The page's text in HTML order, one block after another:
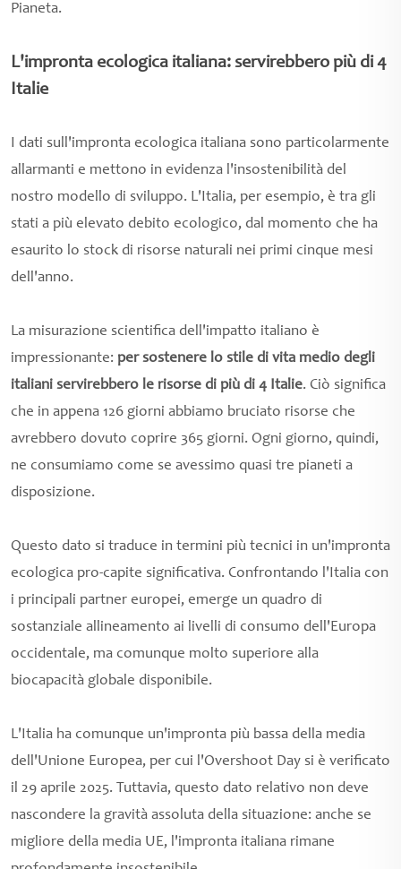
Pianeta.
L'impronta ecologica italiana: servirebbero più di 4
Italie
I dati sull'impronta ecologica italiana sono particolarmente
allarmanti e mettono in evidenza l'insostenibilità del
nostro modello di sviluppo. L'Italia, per esempio, è tra gli
stati a più elevato debito ecologico, dal momento che ha
esaurito lo stock di risorse naturali nei primi cinque mesi
dell'anno.
La misurazione scientifica dell'impatto italiano è
impressionante: per sostenere lo stile di vita medio degli
italiani servirebbero le risorse di più di 4 Italie. Ciò significa
che in appena 126 giorni abbiamo bruciato risorse che
avrebbero dovuto coprire 365 giorni. Ogni giorno, quindi,
ne consumiamo come se avessimo quasi tre pianeti a
disposizione.
Questo dato si traduce in termini più tecnici in un'impronta
ecologica pro-capite significativa. Confrontando l'Italia con
i principali partner europei, emerge un quadro di
sostanziale allineamento ai livelli di consumo dell'Europa
occidentale, ma comunque molto superiore alla
biocapacità globale disponibile.
L'Italia ha comunque un'impronta più bassa della media
dell'Unione Europea, per cui l'Overshoot Day si è verificato
il 29 aprile 2025. Tuttavia, questo dato relativo non deve
nascondere la gravità assoluta della situazione: anche se
migliore della media UE, l'impronta italiana rimane